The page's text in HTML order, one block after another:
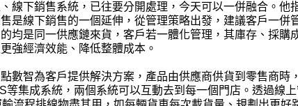
線下銷售系統，已往要分開處理，今天可以一併融合。他
是線下銷售的一個延伸，從管理策略出發，建議客戶一併
均是同一供應鏈來貨，客戶若一體化管理，其庫存、採購
強經濟效能、降低整體成本。
數智為客戶提供解決方案，產品由供應商供貨到零售商時
等集成系統，兩個系統可以互動去到每一個門店。透過線